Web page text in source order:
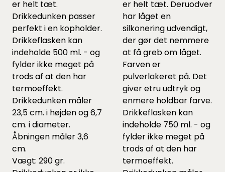
er helt tæt.
Drikkedunken passer
perfekt i en kopholder.
Drikkeflasken kan
indeholde 500 ml. - og
fylder ikke meget på
trods af at den har
termoeffekt.
Drikkedunken måler
23,5 cm. i højden og 6,7
cm. i diameter.
Åbningen måler 3,6
cm.
Vægt: 290 gr.
er helt tæt. Deruodver
har låget en
silkonering udvendigt,
der gør det nemmere
at få greb om låget.
Farven er
pulverlakeret på. Det
giver etru udtryk og
enmere holdbar farve.
Drikkeflasken kan
indeholde 750 ml. - og
fylder ikke meget på
trods af at den har
termoeffekt.